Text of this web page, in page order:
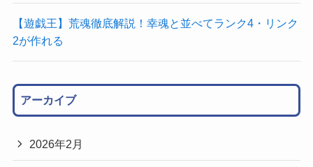
【遊戯王】荒魂徹底解説！幸魂と並べてランク4・リンク
2が作れる
アーカイブ
2026年2月